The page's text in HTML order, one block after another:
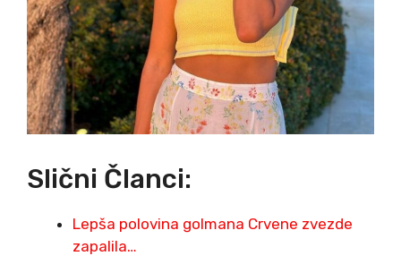
Slični Članci:
Lepša polovina golmana Crvene zvezde
zapalila…